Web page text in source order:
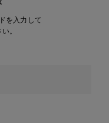
を入力して
。